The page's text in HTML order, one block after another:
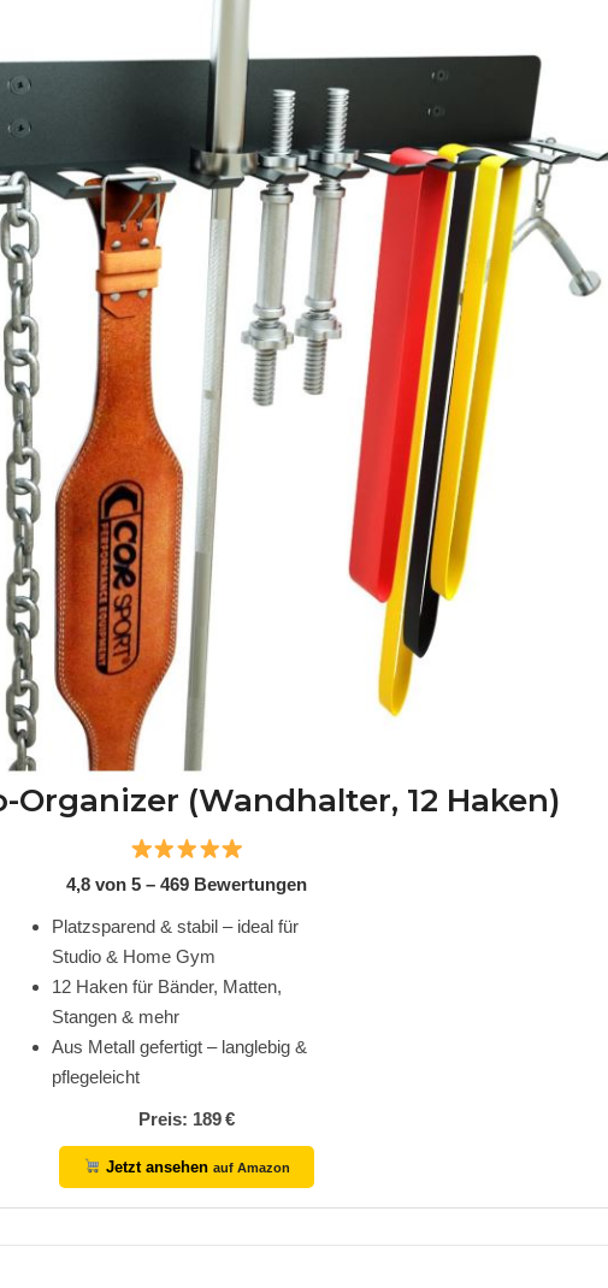
Organizer (Wandhalter, 12 Haken)
4,8 von 5 – 469 Bewertungen
Platzsparend & stabil – ideal für
Studio & Home Gym
12 Haken für Bänder, Matten,
Stangen & mehr
Aus Metall gefertigt – langlebig &
pflegeleicht
Preis: 189 €
Jetzt ansehenauf Amazon